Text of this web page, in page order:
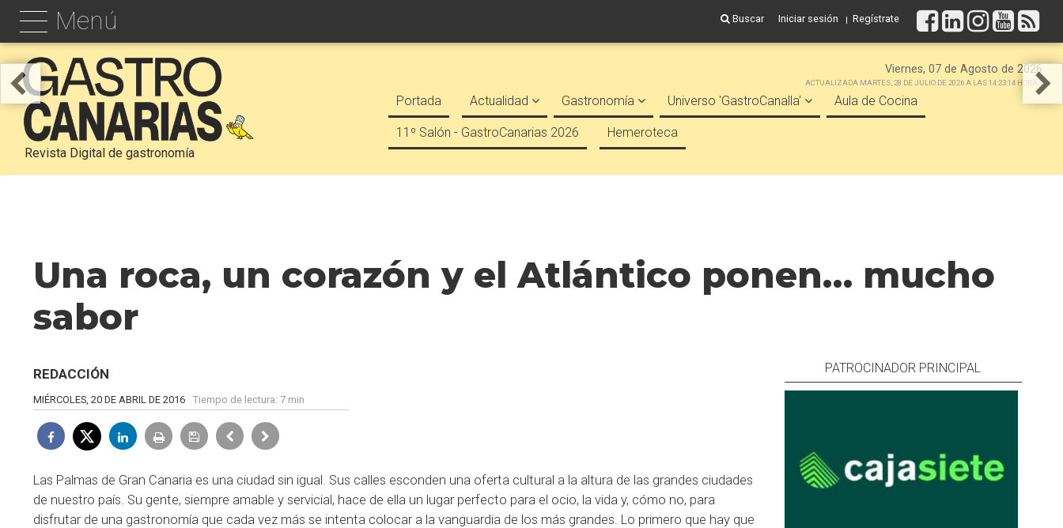
Menú Buscar Iniciar sesión Regístrate
Revista Digital de gastronomía
Viernes, 07 de Agosto de 2026
ACTUALIZADA MARTES, 28 DE JULIO DE 2026 A LAS 14:23:14 HORAS
Portada Actualidad Gastronomía Universo 'GastroCanalla' Aula de Cocina
11º Salón - GastroCanarias 2026 Hemeroteca
Una roca, un corazón y el Atlántico ponen… mucho
sabor
REDACCIÓN
MIÉRCOLES, 20 DE ABRIL DE 2016 Tiempo de lectura: 7 min
Las Palmas de Gran Canaria es una ciudad sin igual. Sus calles esconden una oferta cultural a la altura de las grandes ciudades
de nuestro país. Su gente, siempre amable y servicial, hace de ella un lugar perfecto para el ocio, la vida y, cómo no, para
disfrutar de una gastronomía que cada vez más se intenta colocar a la vanguardia de los más grandes. Lo primero que hay que
PATROCINADOR PRINCIPAL